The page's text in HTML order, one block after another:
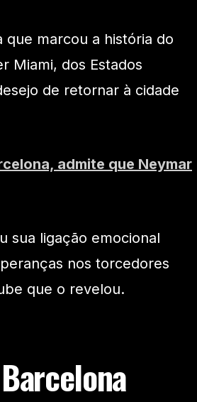
que marcou a história do
Miami, dos Estados
de retornar à cidade
admite que Neymar
sua ligação emocional
nos torcedores
que o revelou.